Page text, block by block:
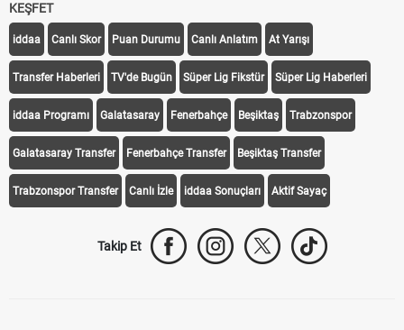
KEŞFET
iddaa Canlı Skor Puan Durumu Canlı Anlatım At Yarışı
Transfer Haberleri TV'de Bugün Süper Lig Fikstür Süper Lig Haberleri
iddaa Programı Galatasaray Fenerbahçe Beşiktaş Trabzonspor
Galatasaray Transfer Fenerbahçe Transfer Beşiktaş Transfer
Trabzonspor Transfer Canlı İzle iddaa Sonuçları Aktif Sayaç
Takip Et